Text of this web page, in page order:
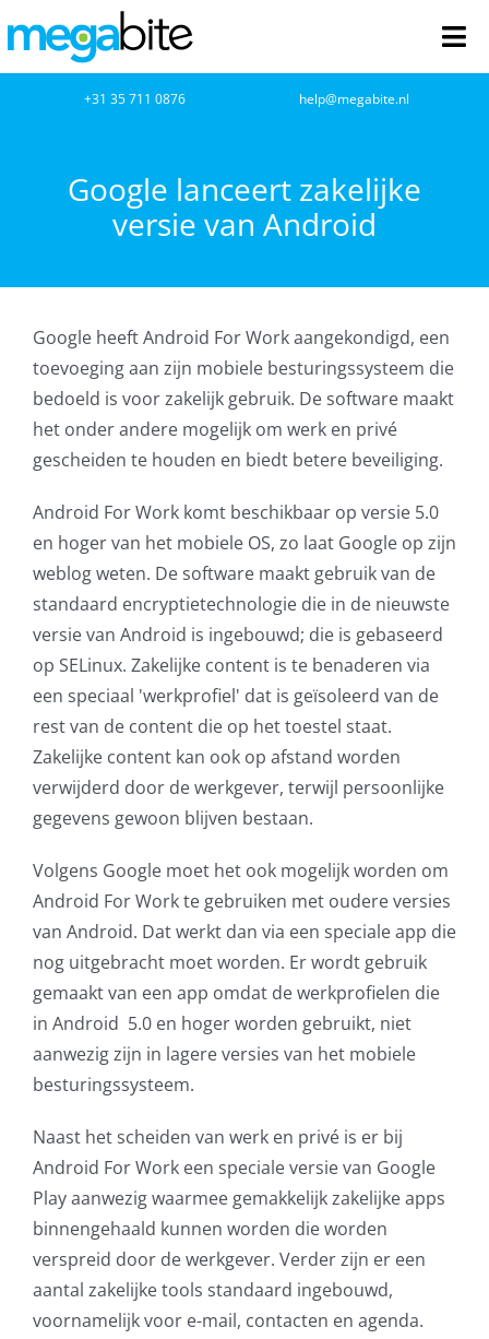
naar
inhoud
Netwerkbeheer
Cloud Computing
VOIP
Microsoft NCE
AVG
Office365
Glasvezelverbindingen
Microsoft software licenties
SLA overeenkomsten
Remote Help
WordPress SLA Contract
Contact
+31 35 711 0876 help@megabite.nl
Google lanceert zakelijke
versie van Android
Google heeft Android For Work aangekondigd, een
toevoeging aan zijn mobiele besturingssysteem die
bedoeld is voor zakelijk gebruik. De software maakt
het onder andere mogelijk om werk en privé
gescheiden te houden en biedt betere beveiliging.
Android For Work komt beschikbaar op versie 5.0
en hoger van het mobiele OS, zo laat Google op zijn
weblog weten. De software maakt gebruik van de
standaard encryptietechnologie die in de nieuwste
versie van Android is ingebouwd; die is gebaseerd
op SELinux. Zakelijke content is te benaderen via
een speciaal 'werkprofiel' dat is geïsoleerd van de
rest van de content die op het toestel staat.
Zakelijke content kan ook op afstand worden
verwijderd door de werkgever, terwijl persoonlijke
gegevens gewoon blijven bestaan.
Volgens Google moet het ook mogelijk worden om
Android For Work te gebruiken met oudere versies
van Android. Dat werkt dan via een speciale app die
nog uitgebracht moet worden. Er wordt gebruik
gemaakt van een app omdat de werkprofielen die
in Android 5.0 en hoger worden gebruikt, niet
aanwezig zijn in lagere versies van het mobiele
besturingssysteem.
Naast het scheiden van werk en privé is er bij
Android For Work een speciale versie van Google
Play aanwezig waarmee gemakkelijk zakelijke apps
binnengehaald kunnen worden die worden
verspreid door de werkgever. Verder zijn er een
aantal zakelijke tools standaard ingebouwd,
voornamelijk voor e-mail, contacten en agenda.